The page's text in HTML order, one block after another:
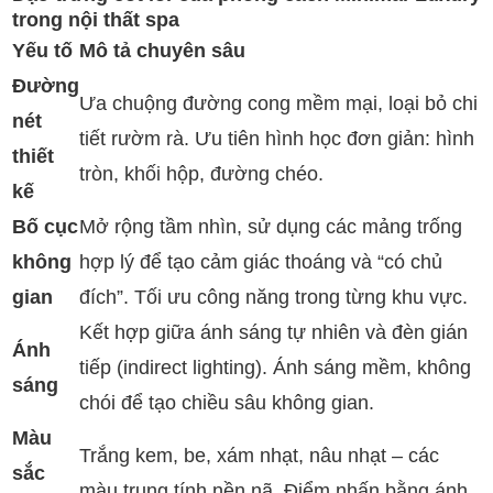
trong nội thất spa
Yếu tố Mô tả chuyên sâu
Đường
nét
thiết
kế
Ưa chuộng đường cong mềm mại, loại bỏ chi
tiết rườm rà. Ưu tiên hình học đơn giản: hình
tròn, khối hộp, đường chéo.
Bố cục
không
gian
Mở rộng tầm nhìn, sử dụng các mảng trống
hợp lý để tạo cảm giác thoáng và “có chủ
đích”. Tối ưu công năng trong từng khu vực.
Ánh
sáng
Kết hợp giữa ánh sáng tự nhiên và đèn gián
tiếp (indirect lighting). Ánh sáng mềm, không
chói để tạo chiều sâu không gian.
Màu
sắc
Trắng kem, be, xám nhạt, nâu nhạt – các